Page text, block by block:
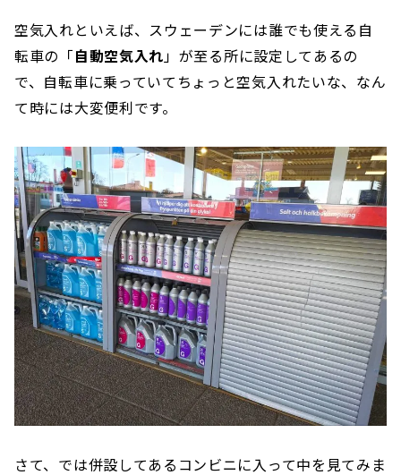
空気入れといえば、スウェーデンには誰でも使える自
転車の「自動空気入れ」が至る所に設定してあるの
で、自転車に乗っていてちょっと空気入れたいな、なん
て時には大変便利です。
さて、では併設してあるコンビニに入って中を見てみま